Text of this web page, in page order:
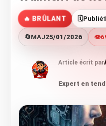
🔥 BRÛLANT 🗓️Publié
🔄MAJ25/01/2026 👁️
Article écrit par
Expert en